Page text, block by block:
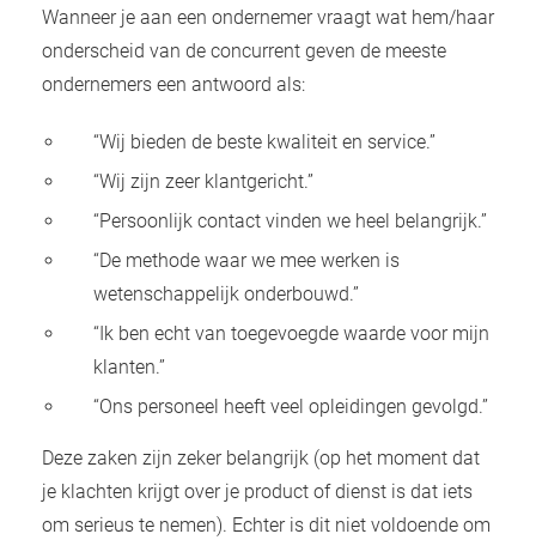
Wanneer je aan een ondernemer vraagt wat hem/haar
onderscheid van de concurrent geven de meeste
ondernemers een antwoord als:
“Wij bieden de beste kwaliteit en service.”
“Wij zijn zeer klantgericht.”
“Persoonlijk contact vinden we heel belangrijk.”
“De methode waar we mee werken is
wetenschappelijk onderbouwd.”
“Ik ben echt van toegevoegde waarde voor mijn
klanten.”
“Ons personeel heeft veel opleidingen gevolgd.”
Deze zaken zijn zeker belangrijk (op het moment dat
je klachten krijgt over je product of dienst is dat iets
om serieus te nemen). Echter is dit niet voldoende om
om
te